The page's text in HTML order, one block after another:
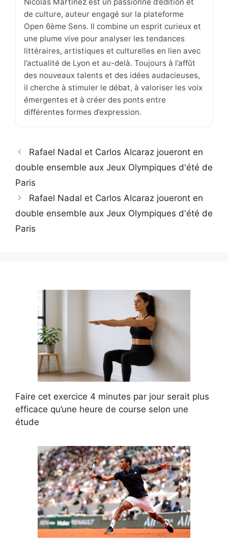
de culture, auteur engagé sur la plateforme
Open 6ème Sens. Il combine un esprit curieux et
une plume vive pour analyser les tendances
littéraires, artistiques et culturelles en lien avec
l’actualité de Lyon et au-delà. Toujours à l’affût
des nouveaux talents et des idées audacieuses,
il cherche à stimuler le débat, à valoriser les voix
émergentes et à créer des ponts entre
différentes formes d’expression.
Rafael Nadal et Carlos Alcaraz joueront en
double ensemble aux Jeux Olympiques d'été de
Paris
Rafael Nadal et Carlos Alcaraz joueront en
double ensemble aux Jeux Olympiques d'été de
Paris
Faire cet exercice 4 minutes par jour serait plus
efficace qu’une heure de course selon une
étude